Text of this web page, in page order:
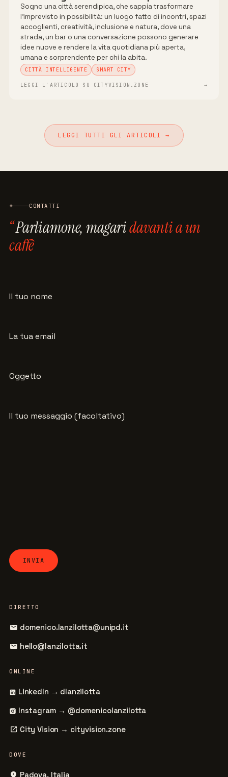
Sogno una città serendipica, che sappia trasformare
l’imprevisto in possibilità: un luogo fatto di incontri, spazi
accoglienti, creatività, inclusione e natura, dove una
strada, un bar o una conversazione possono generare
idee nuove e rendere la vita quotidiana più aperta,
umana e sorprendente per chi la abita.
CITTÀ INTELLIGENTE SMART CITY
LEGGI L'ARTICOLO SU CITYVISION.ZONE →
LEGGI TUTTI GLI ARTICOLI →
+ CONTATTI
Parliamone, magaridavanti a un
caffè
Il tuo nome
La tua email
Oggetto
Il tuo messaggio (facoltativo)
DIRETTO
mail domenico.lanzilotta@unipd.it
mail hello@lanzilotta.it
ONLINE
LinkedIn → dlanzilotta
Instagram → @domenicolanzilotta
open_in_new City Vision → cityvision.zone
DOVE
Padova, Italia